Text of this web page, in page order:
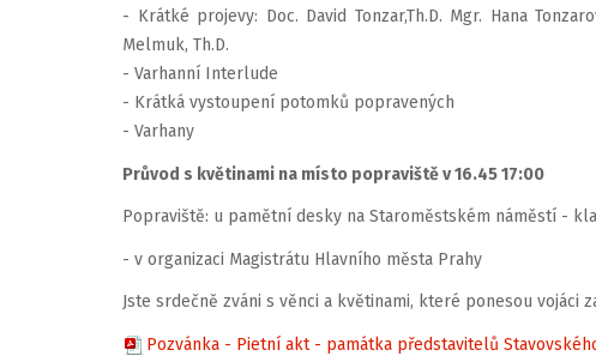
- Krátké projevy: Doc. David Tonzar,Th.D. Mgr. Hana
Melmuk, Th.D.
- Varhanní Interlude
- Krátká vystoupení potomků popravených
- Varhany
Průvod s květinami na místo popraviště v 16.45 17:00
Popraviště: u pamětní desky na Staroměstském náměstí -
- v organizaci Magistrátu Hlavního města Prahy
Jste srdečně zváni s věnci a květinami, které ponesou vojáci
Pozvánka - Pietní akt - památka představitelů